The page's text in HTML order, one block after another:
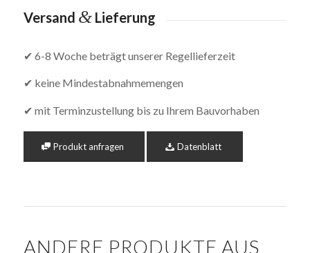
Versand &Lieferung
✔ 6-8 Woche beträgt unserer Regellieferzeit
✔ keine Mindestabnahmemengen
✔ mit Terminzustellung bis zu Ihrem Bauvorhaben
Produkt anfragen Datenblatt
ANDERE PRODUKTE AUS